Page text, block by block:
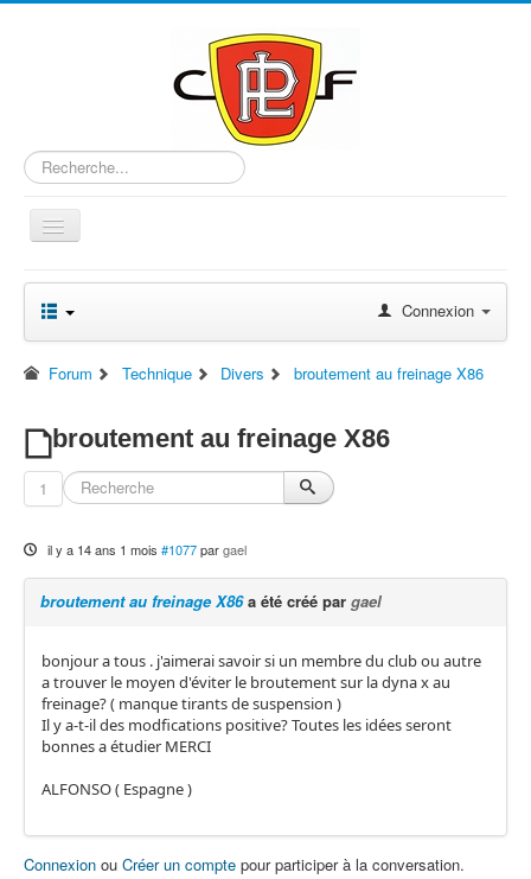
Rechercher
Basculer
la
Accueil
Le Club
La gamme Panhard
Documentation
Liens
Connexion
Forum Technique Divers broutement au freinage X86
broutement au freinage X86
1
il y a 14 ans 1 mois #1077 pargael
broutement au freinage X86a été créé par gael
bonjour a tous . j'aimerai savoir si un membre du club ou autre
a trouver le moyen d'éviter le broutement sur la dyna x au
freinage? ( manque tirants de suspension )
Il y a-t-il des modfications positive? Toutes les idées seront
bonnes a étudier MERCI
ALFONSO ( Espagne )
Connexion ou Créer un compte pour participer à la conversation.